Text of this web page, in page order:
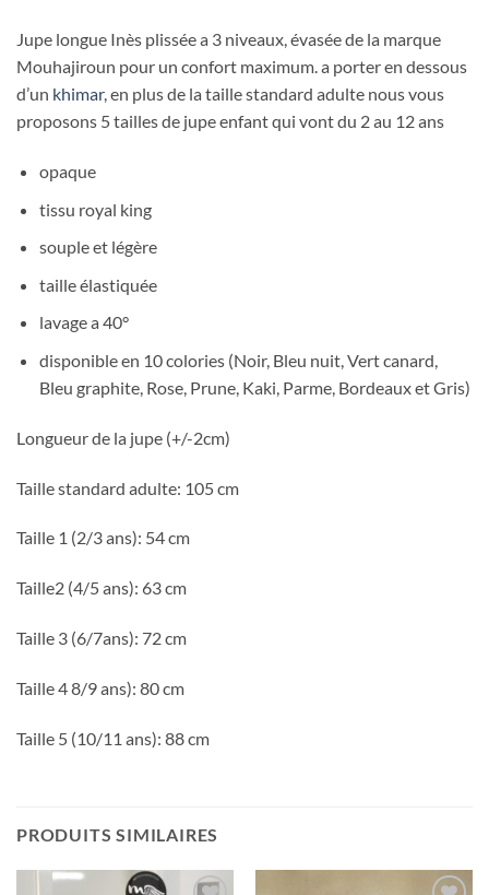
Jupe longue Inès plissée a 3 niveaux, évasée de la marque
Mouhajiroun pour un confort maximum. a porter en dessous
d’un khimar, en plus de la taille standard adulte nous vous
proposons 5 tailles de jupe enfant qui vont du 2 au 12 ans
opaque
tissu royal king
souple et légère
taille élastiquée
lavage a 40°
disponible en 10 colories (Noir, Bleu nuit, Vert canard,
Bleu graphite, Rose, Prune, Kaki, Parme, Bordeaux et Gris)
Longueur de la jupe (+/-2cm)
Taille standard adulte: 105 cm
Taille 1 (2/3 ans): 54 cm
Taille2 (4/5 ans): 63 cm
Taille 3 (6/7ans): 72 cm
Taille 4 8/9 ans): 80 cm
Taille 5 (10/11 ans): 88 cm
PRODUITS SIMILAIRES